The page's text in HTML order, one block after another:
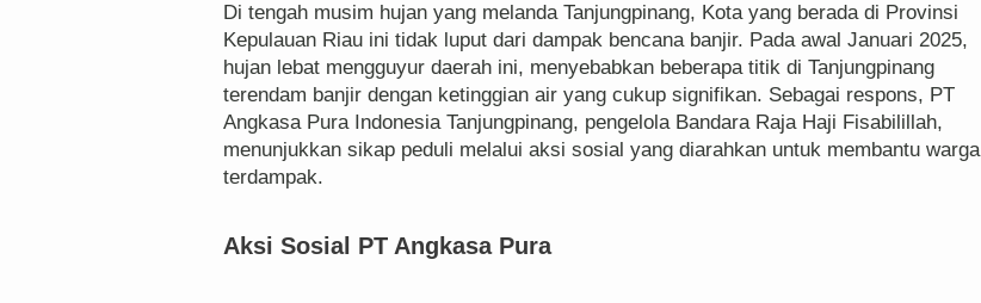
Di tengah musim hujan yang melanda Tanjungpinang, Kota yang berada di Provinsi
Kepulauan Riau ini tidak luput dari dampak bencana banjir. Pada awal Januari 2025,
hujan lebat mengguyur daerah ini, menyebabkan beberapa titik di Tanjungpinang
terendam banjir dengan ketinggian air yang cukup signifikan. Sebagai respons, PT
Angkasa Pura Indonesia Tanjungpinang, pengelola Bandara Raja Haji Fisabilillah,
menunjukkan sikap peduli melalui aksi sosial yang diarahkan untuk membantu warga
terdampak.
Aksi Sosial PT Angkasa Pura